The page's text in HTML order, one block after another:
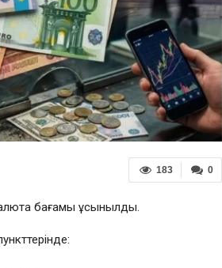
0
183
бағамы ұсынылды.